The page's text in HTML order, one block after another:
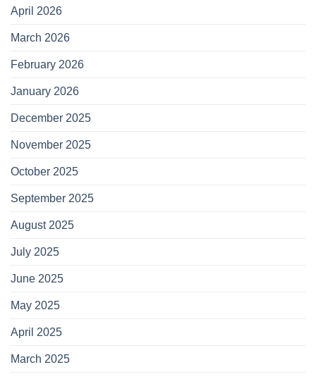
April 2026
March 2026
February 2026
January 2026
December 2025
November 2025
October 2025
September 2025
August 2025
July 2025
June 2025
May 2025
April 2025
March 2025